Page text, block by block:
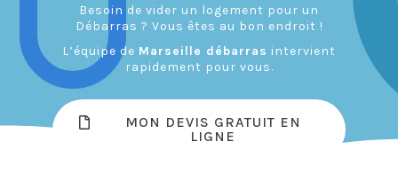
Besoin de vider un logement pour un
Débarras ? Vous êtes au bon endroit !
L’équipe de Marseille débarras intervient
rapidement pour vous.
MON DEVIS GRATUIT EN
LIGNE